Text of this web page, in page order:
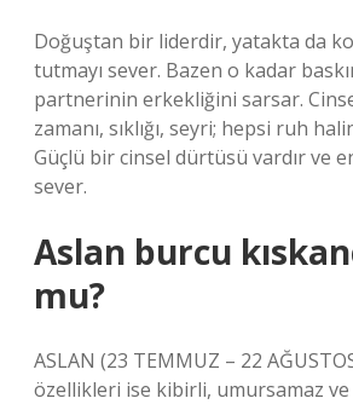
Doğuştan bir liderdir, yatakta da
tutmayı sever. Bazen o kadar
partnerinin erkekliğini sarsar.
zamanı, sıklığı, seyri; hepsi ruh
Güçlü bir cinsel dürtüsü vardır ve
sever.
Aslan burcu
mu?
ASLAN (23 TEMMUZ – 22
özellikleri ise kibirli, umursamaz ve